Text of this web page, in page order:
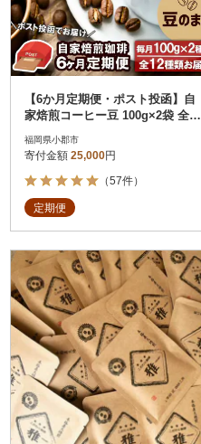
【6か月定期便・ポスト投函】自
家焙煎コーヒー豆 100g×2袋 全12
福岡県小郡市
寄付金額 25,000円
（57件）
定期便